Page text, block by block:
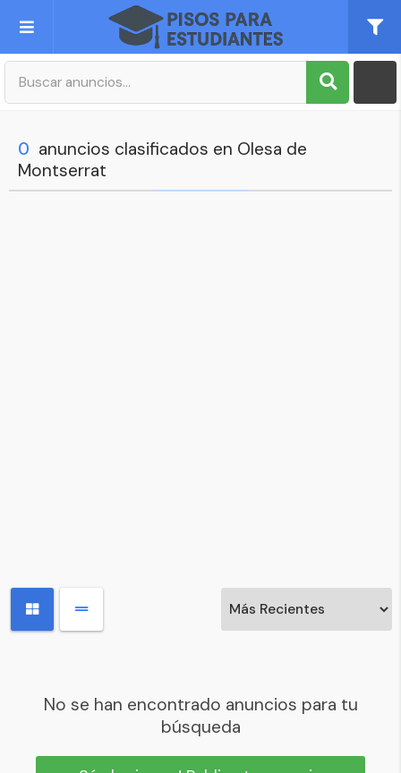
Publica tu Anuncio
Mi cuenta
0 anuncios clasificados en Olesa de
Montserrat
No se han encontrado anuncios para tu
búsqueda